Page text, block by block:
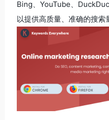
Bing、YouTube、
以提供高质量、准确的搜索